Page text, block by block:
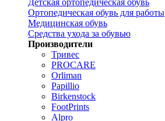
Детская ортопедическая обувь
Ортопедическая обувь для работы
Медицинская обувь
Средства ухода за обувью
Производители
Тривес
PROCARE
Orliman
Papillio
Birkenstock
FootPrints
Alpro